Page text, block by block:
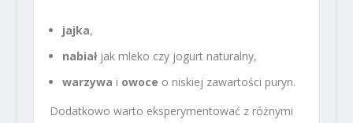
jajka,
nabiałjak mleko czy jogurt naturalny,
warzywa i owoce o niskiej zawartości puryn.
Dodatkowo warto eksperymentować z różnymi